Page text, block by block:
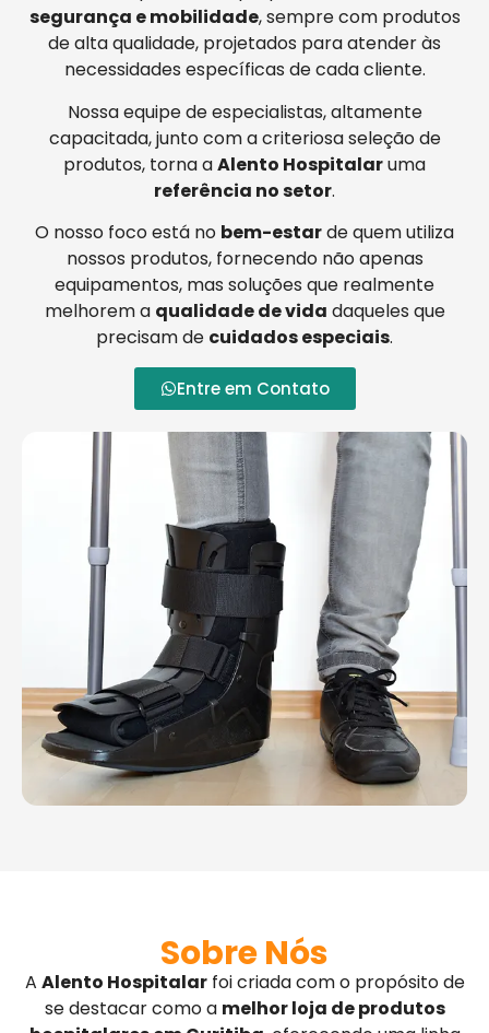
segurança e mobilidade, sempre com produtos
de alta qualidade, projetados para atender às
necessidades específicas de cada cliente.
Nossa equipe de especialistas, altamente
capacitada, junto com a criteriosa seleção de
produtos, torna aAlento Hospitalaruma
referência no setor.
O nosso foco está no bem-estarde quem utiliza
nossos produtos, fornecendo não apenas
equipamentos, mas soluções que realmente
melhorem a qualidade de vida daqueles que
precisam de cuidados especiais.
Entre em Contato
Sobre Nós
A Alento Hospitalarfoi criada com o propósito de
se destacar como a melhor loja de produtos